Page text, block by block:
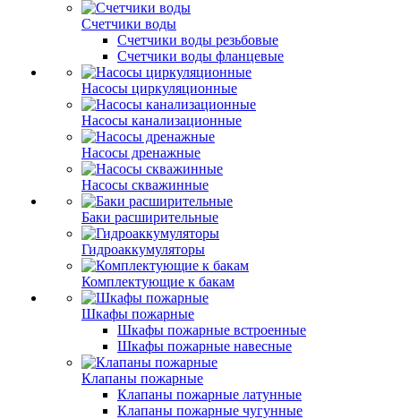
Счетчики воды
Счетчики воды резьбовые
Счетчики воды фланцевые
Насосы циркуляционные
Насосы канализационные
Насосы дренажные
Насосы скважинные
Баки расширительные
Гидроаккумуляторы
Комплектующие к бакам
Шкафы пожарные
Шкафы пожарные встроенные
Шкафы пожарные навесные
Клапаны пожарные
Клапаны пожарные латунные
Клапаны пожарные чугунные